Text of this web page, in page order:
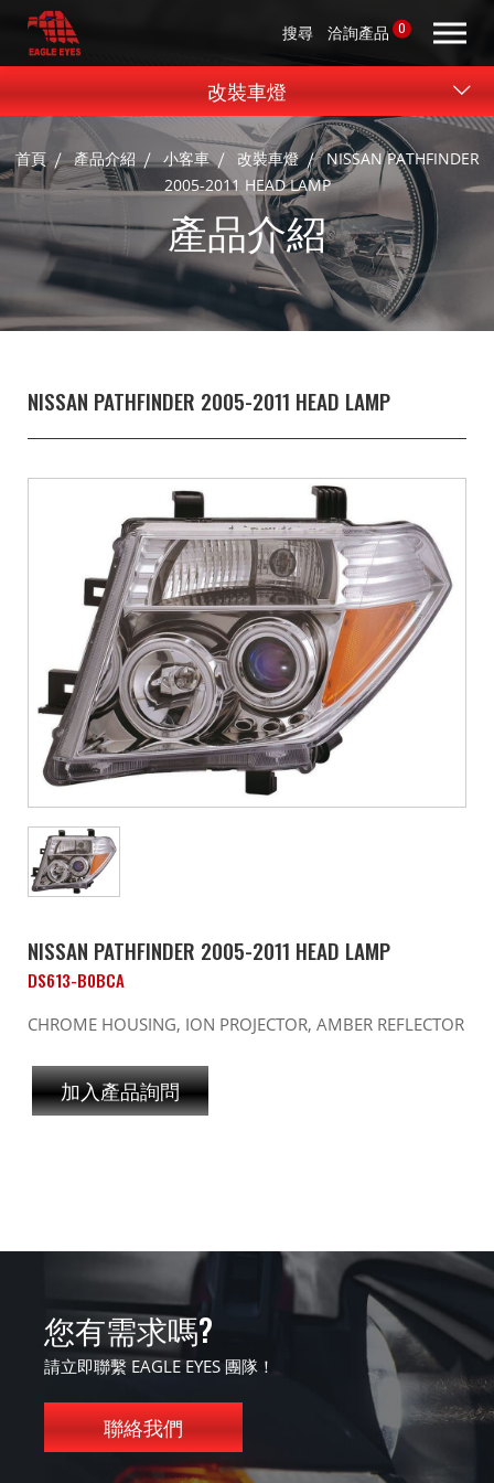
搜尋 洽詢產品 0
首頁 產品介紹 小客車 改裝車燈
NISSAN PATHFINDER
2005-2011 HEAD LAMP
產品介紹
改裝車燈
NISSAN PATHFINDER 2005-2011 HEAD LAMP
NISSAN PATHFINDER 2005-2011 HEAD LAMP
DS613-B0BCA
CHROME HOUSING, ION PROJECTOR, AMBER REFLECTOR
加入產品詢問
您有需求嗎?
請立即聯繫 EAGLE EYES 團隊！
聯絡我們